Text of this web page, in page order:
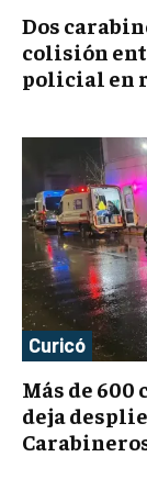
Dos
colisión
policial en
Curicó
Más de
deja